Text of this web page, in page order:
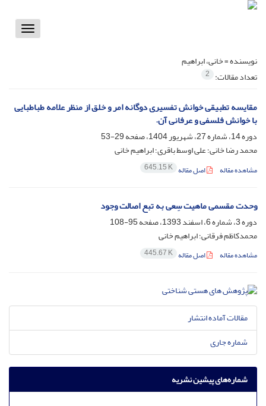
Toggle
نویسنده =خانی، ابراهیم
تعداد مقالات: 2
مقایسه تطبیقی خوانش تفسیری دوگانه امر و خلق از منظر علامه طباطبایی
با خوانش فلسفی و عرفانی آن.
دوره 14، شماره 27، شهریور 1404، صفحه
29-53
محمد رضا خانی؛ علی اوسط باقری؛ ابراهیم خانی
مشاهده مقاله اصل مقاله 645.15 K
وحدت مقسمی ماهیت سِعی به تبع اصالت وجود
دوره 3، شماره 6، اسفند 1393، صفحه
95-108
محمدکاظم فرقانی؛ ابراهیم خانی
مشاهده مقاله اصل مقاله 445.67 K
مقالات آماده انتشار
شماره جاری
شماره‌های پیشین نشریه